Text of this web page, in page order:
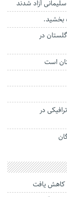
بخشید.
در
است
در